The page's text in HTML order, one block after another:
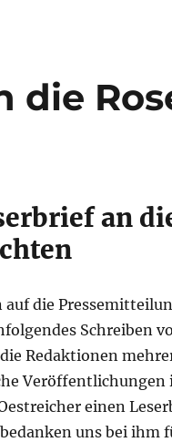
die
an
auf die
Schreiben
Redaktionen
einen
uns bei ihm